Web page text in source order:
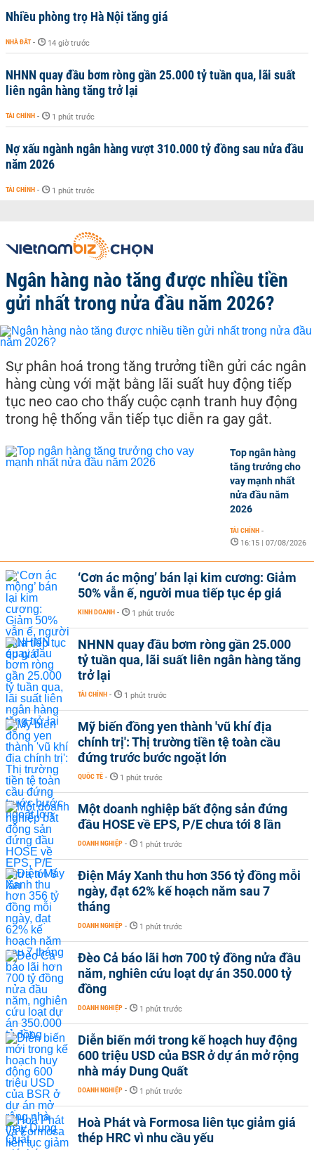
Nhiều phòng trọ Hà Nội tăng giá
NHÀ ĐẤT - 14 giờ trước
NHNN quay đầu bơm ròng gần 25.000 tỷ tuần qua, lãi suất
liên ngân hàng tăng trở lại
TÀI CHÍNH - 1 phút trước
Nợ xấu ngành ngân hàng vượt 310.000 tỷ đồng sau nửa đầu
năm 2026
TÀI CHÍNH - 1 phút trước
Ngân hàng nào tăng được nhiều tiền
gửi nhất trong nửa đầu năm 2026?
Sự phân hoá trong tăng trưởng tiền gửi các ngân
hàng cùng với mặt bằng lãi suất huy động tiếp
tục neo cao cho thấy cuộc cạnh tranh huy động
trong hệ thống vẫn tiếp tục diễn ra gay gắt.
Top ngân hàng
tăng trưởng cho
vay mạnh nhất
nửa đầu năm
2026
TÀI CHÍNH -
16:15 | 07/08/2026
‘Cơn ác mộng’ bán lại kim cương: Giảm
50% vẫn ế, người mua tiếp tục ép giá
KINH DOANH - 1 phút trước
NHNN quay đầu bơm ròng gần 25.000
tỷ tuần qua, lãi suất liên ngân hàng tăng
trở lại
TÀI CHÍNH - 1 phút trước
Mỹ biến đồng yen thành 'vũ khí địa
chính trị': Thị trường tiền tệ toàn cầu
đứng trước bước ngoặt lớn
QUỐC TẾ - 1 phút trước
Một doanh nghiệp bất động sản đứng
đầu HOSE về EPS, P/E chưa tới 8 lần
DOANH NGHIỆP - 1 phút trước
Điện Máy Xanh thu hơn 356 tỷ đồng mỗi
ngày, đạt 62% kế hoạch năm sau 7
tháng
DOANH NGHIỆP - 1 phút trước
Đèo Cả báo lãi hơn 700 tỷ đồng nửa đầu
năm, nghiên cứu loạt dự án 350.000 tỷ
đồng
DOANH NGHIỆP - 1 phút trước
Diễn biến mới trong kế hoạch huy động
600 triệu USD của BSR ở dự án mở rộng
nhà máy Dung Quất
DOANH NGHIỆP - 1 phút trước
Hoà Phát và Formosa liên tục giảm giá
thép HRC vì nhu cầu yếu